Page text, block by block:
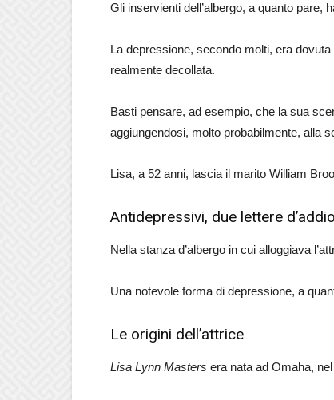
Gli inservienti dell’albergo, a quanto
La depressione, secondo molti, era
realmente decollata.
Basti pensare, ad esempio, che la sua
aggiungendosi, molto probabilmente, alla
Lisa, a 52 anni, lascia il marito William
Antidepressivi, due lettere
Nella stanza d’albergo in cui alloggiava
Una notevole forma di depressione, a
Le origini dell’attrice
Lisa Lynn Masters era nata ad Omaha,